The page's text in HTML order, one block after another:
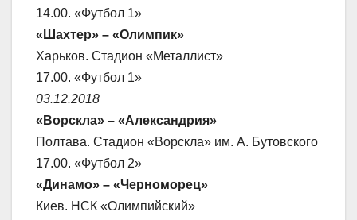
14.00. «Футбол 1»
«Шахтер» – «Олимпик»
Харьков. Стадион «Металлист»
17.00. «Футбол 1»
03.12.2018
«Ворскла» – «Александрия»
Полтава. Стадион «Ворскла» им. А. Бутовского
17.00. «Футбол 2»
«Динамо» – «Черноморец»
Киев. НСК «Олимпийский»